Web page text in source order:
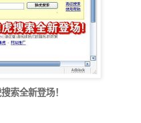
索全新登场！